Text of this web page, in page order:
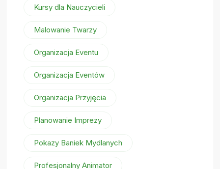
Kursy dla Nauczycieli
Malowanie Twarzy
Organizacja Eventu
Organizacja Eventów
Organizacja Przyjęcia
Planowanie Imprezy
Pokazy Baniek Mydlanych
Profesjonalny Animator